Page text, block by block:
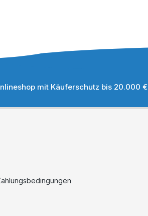
mit Käuferschutz bis 20.000 €